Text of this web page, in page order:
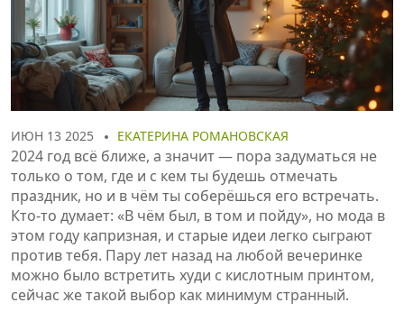
ИЮН 13 2025 ЕКАТЕРИНА РОМАНОВСКАЯ
2024 год всё ближе, а значит — пора задуматься не
только о том, где и с кем ты будешь отмечать
праздник, но и в чём ты соберёшься его встречать.
Кто-то думает: «В чём был, в том и пойду», но мода в
этом году капризная, и старые идеи легко сыграют
против тебя. Пару лет назад на любой вечеринке
можно было встретить худи с кислотным принтом,
сейчас же такой выбор как минимум странный.